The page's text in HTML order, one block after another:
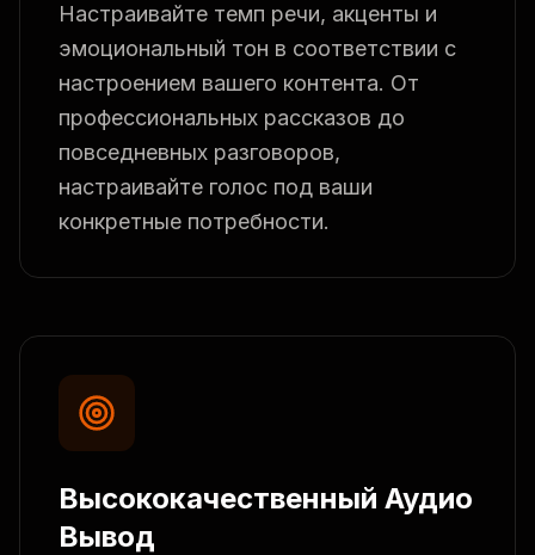
Настраивайте темп речи, акценты и
эмоциональный тон в соответствии с
настроением вашего контента. От
профессиональных рассказов до
повседневных разговоров,
настраивайте голос под ваши
конкретные потребности.
Высококачественный Аудио
Вывод